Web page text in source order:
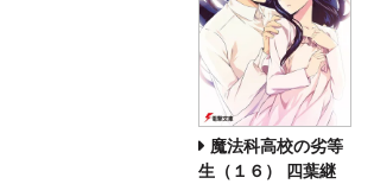
魔法科高校の劣等
生（１６） 四葉継